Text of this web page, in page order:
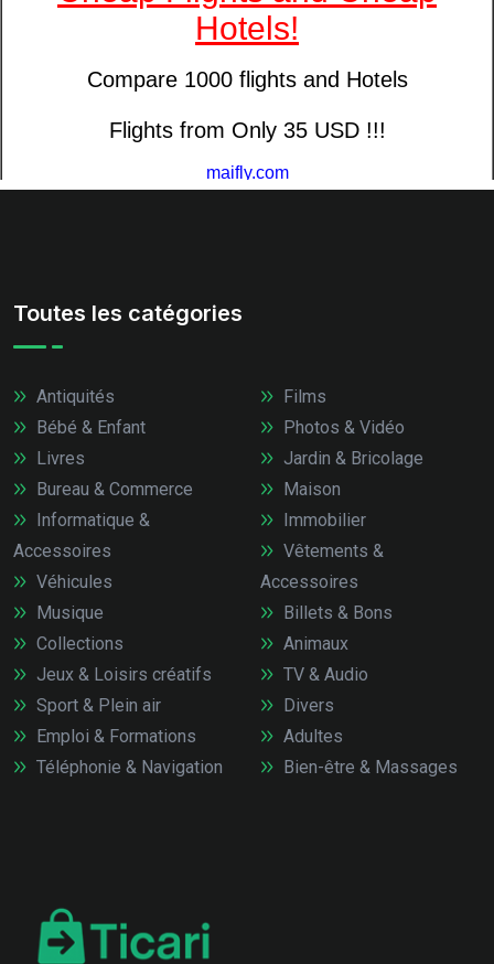
Toutes les catégories
Antiquités
Bébé & Enfant
Livres
Bureau & Commerce
Informatique &
Accessoires
Véhicules
Films
Photos & Vidéo
Jardin & Bricolage
Maison
Immobilier
Vêtements &
Accessoires
Musique
Collections
Jeux & Loisirs créatifs
Sport & Plein air
Emploi & Formations
Téléphonie & Navigation
Billets & Bons
Animaux
TV & Audio
Divers
Adultes
Bien-être & Massages